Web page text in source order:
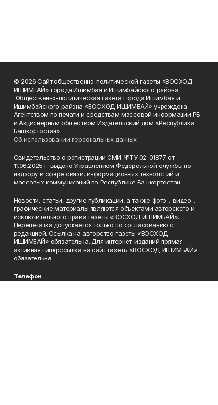
© 2026 Сайт общественно-политической газеты «ВОСХОД
ИШИМБАЙ» города Ишимбая и Ишимбайского района.
Общественно-политическая газета города Ишимбая и
Ишимбайского района «ВОСХОД ИШИМБАЙ» учреждена
Агентством по печати и средствам массовой информации РБ
и Акционерным обществом Издательский дом «Республика
Башкортостан».
Об использовании персональных данных
Свидетельство о регистрации СМИ №ТУ 02-01877 от
11.06.2025 г. выдано Управлением Федеральной службы по
надзору в сфере связи, информационных технологий и
массовых коммуникаций по Республике Башкортостан.
Новости, статьи, другие публикации, а также фото-, видео-,
графические материалы являются объектами авторского и
исключительного права газеты «ВОСХОД ИШИМБАЙ».
Перепечатка допускается только по согласованию с
редакцией. Ссылка на авторство газеты «ВОСХОД
ИШИМБАЙ» обязательна. Для интернет-изданий прямая
активная гиперссылка на сайт газеты «ВОСХОД ИШИМБАЙ»
обязательна.
Телефон